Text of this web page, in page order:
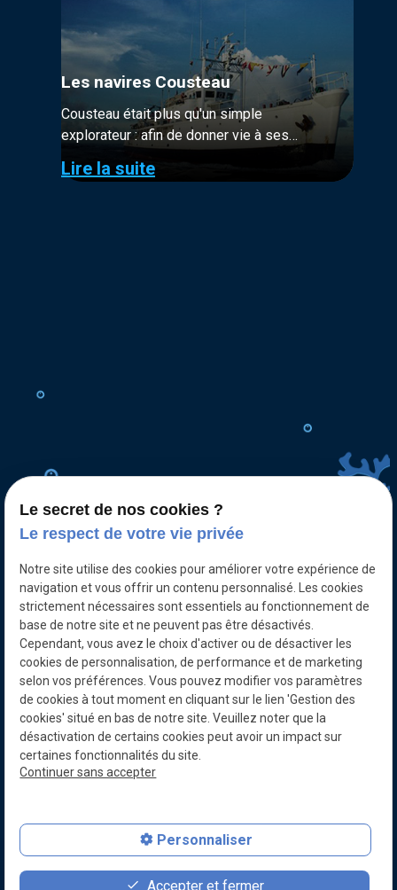
Les navires Cousteau
Cousteau était plus qu'un simple
explorateur : afin de donner vie à ses
imaginer les innovations dont il avait besoin
Lire la suite
favorite contact_page person
Le secret de nos cookies ?
Le respect de votre vie privée
Notre site utilise des cookies pour améliorer votre expérience de
navigation et vous offrir un contenu personnalisé. Les cookies
strictement nécessaires sont essentiels au fonctionnement de
base de notre site et ne peuvent pas être désactivés.
Cependant, vous avez le choix d'activer ou de désactiver les
cookies de personnalisation, de performance et de marketing
selon vos préférences. Vous pouvez modifier vos paramètres
de cookies à tout moment en cliquant sur le lien 'Gestion des
cookies' situé en bas de notre site. Veuillez noter que la
désactivation de certains cookies peut avoir un impact sur
certaines fonctionnalités du site.
Continuer sans accepter
Personnaliser
Accepter et fermer